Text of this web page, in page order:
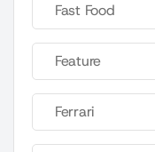
Fast Food
Feature
Ferrari